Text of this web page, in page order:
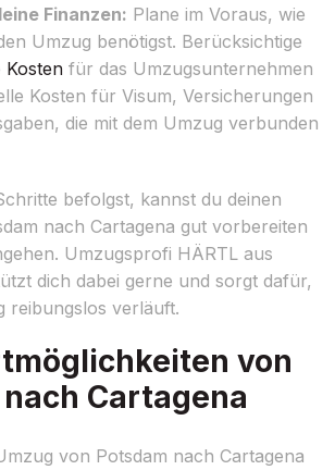
Finanzen: Plane im Voraus, wie
Umzug benötigst. Berücksichtige
Kosten für das Umzugsunternehmen
Kosten für Visum, Versicherungen
die mit dem Umzug verbunden
befolgst, kannst du deinen
nach Cartagena gut vorbereiten
Umzugsprofi HÄRTL aus
dich dabei gerne und sorgt dafür,
reibungslos verläuft.
von
Cartagena
von Potsdam nach Cartagena